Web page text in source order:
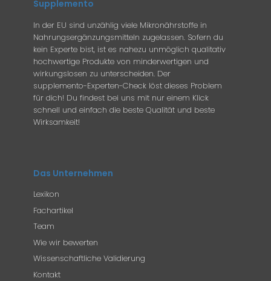
Supplemento
In der EU sind unzählig viele Mikronährstoffe in
Nahrungsergänzungsmitteln zugelassen. Sofern du
kein Experte bist, ist es nahezu unmöglich qualitativ
hochwertige Produkte von minderwertigen und
wirkungslosen zu unterscheiden. Der
supplemento-Experten-Check löst dieses Problem
für dich! Du findest bei uns mit nur einem Klick
schnell und einfach die beste Qualität und beste
Wirksamkeit!
Das Unternehmen
Lexikon
Fachartikel
Team
Wie wir bewerten
Wissenschaftliche Validierung
Kontakt